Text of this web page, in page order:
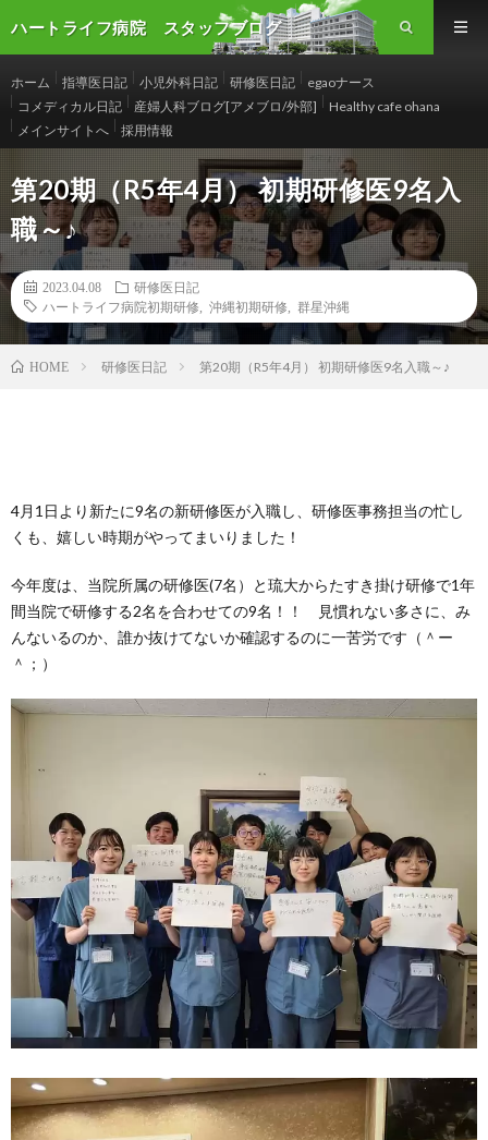
ハートライフ病院 スタッフブログ
ホーム 指導医日記 小児外科日記 研修医日記
egaoナース
コメディカル日記
産婦人科ブログ[アメブロ/外部]
Healthy cafe ohana
メインサイトへ
採用情報
第20期（R5年4月） 初期研修医9名入
職～♪
2023.04.08
研修医日記
ハートライフ病院初期研修
沖縄初期研修 群星沖縄
HOME 研修医日記 第20期（R5年4月） 初期研修医9名入職～♪
4月1日より新たに9名の新研修医が入職し、研修医事務担当の忙し
くも、嬉しい時期がやってまいりました！
今年度は、当院所属の研修医(7名）と琉大からたすき掛け研修で1年
間当院で研修する2名を合わせての9名！！ 見慣れない多さに、み
んないるのか、誰か抜けてないか確認するのに一苦労です（＾ー
＾；）